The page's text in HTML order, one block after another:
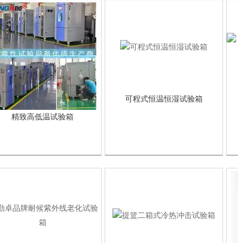
精致高低温试验箱
可程式恒温恒湿试验箱